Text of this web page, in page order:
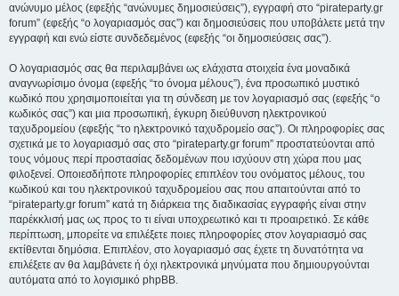
ανώνυμο μέλος (εφεξής “ανώνυμες δημοσιεύσεις”), εγγραφή στο “pirateparty.gr
forum” (εφεξής “ο λογαριασμός σας”) και δημοσιεύσεις που υποβάλετε μετά την
εγγραφή και ενώ είστε συνδεδεμένος (εφεξής “οι δημοσιεύσεις σας”).
Ο λογαριασμός σας θα περιλαμβάνει ως ελάχιστα στοιχεία ένα μοναδικά
αναγνωρίσιμο όνομα (εφεξής “το όνομα μέλους”), ένα προσωπικό μυστικό
κωδικό που χρησιμοποιείται για τη σύνδεση με τον λογαριασμό σας (εφεξής “ο
κωδικός σας”) και μια προσωπική, έγκυρη διεύθυνση ηλεκτρονικού
ταχυδρομείου (εφεξής “το ηλεκτρονικό ταχυδρομείο σας”). Οι πληροφορίες σας
σχετικά με το λογαριασμό σας στο “pirateparty.gr forum” προστατεύονται από
τους νόμους περί προστασίας δεδομένων που ισχύουν στη χώρα που μας
φιλοξενεί. Οποιεσδήποτε πληροφορίες επιπλέον του ονόματος μέλους, του
κωδικού και του ηλεκτρονικού ταχυδρομείου σας που απαιτούνται από το
“pirateparty.gr forum” κατά τη διάρκεια της διαδικασίας εγγραφής είναι στην
παρέκκλισή μας ως προς το τι είναι υποχρεωτικό και τι προαιρετικό. Σε κάθε
περίπτωση, μπορείτε να επιλέξετε ποιες πληροφορίες στον λογαριασμό σας
εκτίθενται δημόσια. Επιπλέον, στο λογαριασμό σας έχετε τη δυνατότητα να
επιλέξετε αν θα λαμβάνετε ή όχι ηλεκτρονικά μηνύματα που δημιουργούνται
αυτόματα από το λογισμικό phpBB.